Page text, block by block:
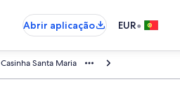
Abrir aplicação
EUR•
Casinha Santa Maria